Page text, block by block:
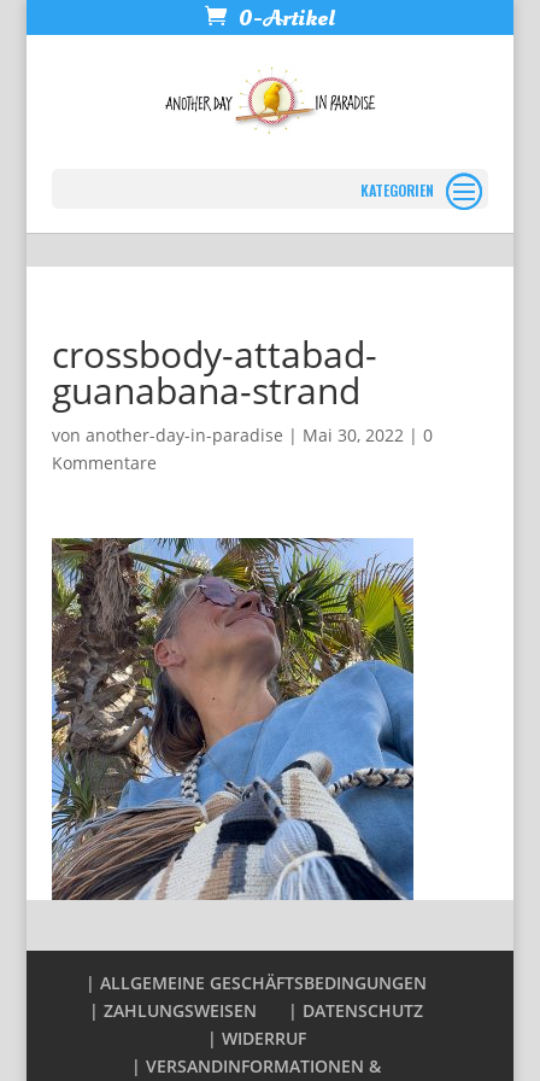
0-Artikel
crossbody-attabad-
guanabana-strand
von another-day-in-paradise | Mai 30, 2022| 0
Kommentare
| ALLGEMEINE GESCHÄFTSBEDINGUNGEN
| ZAHLUNGSWEISEN
| DATENSCHUTZ
| WIDERRUF
| VERSANDINFORMATIONEN &